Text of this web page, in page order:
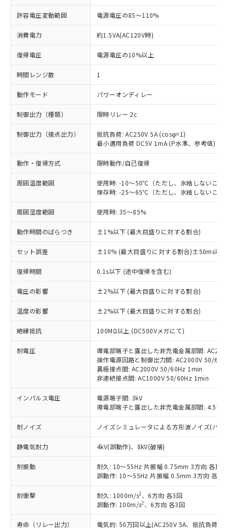
許容電圧変動範囲 電源電圧の85～110%
消費電力 約1.5VA(AC120V時)
復帰電圧 電源電圧の10%以上
時間レンジ数 1
動作モード パワーオンディレー
制御出力（種類） 限時リレー 2c
制御出力（接点出力）
抵抗負荷: AC250V 5A (cosφ=1)
最小適用負荷 DC5V 1mA (P水準、参考値)
動作・復帰方式 限時動作/自己復帰
周囲温度範囲
使用時: -10～50℃（ただし、氷結しないこと
保存時: -25～65℃（ただし、氷結しないこと
周囲湿度範囲 使用時: 35～85%
動作時間のばらつき ±1%以下 (最大目盛りに対する割合)
セット誤差 ±10% (最大目盛りに対する割合)±50ms以下
復帰時間 0.1s以下 (途中復帰を含む)
電圧の影響 ±2%以下 (最大目盛りに対する割合)
温度の影響 ±2%以下 (最大目盛りに対する割合)
絶縁抵抗 100MΩ以上 (DC500Vメガにて)
耐電圧
導電部端子と露出した非充電金属部間:
操作電源回路と制御出力間: AC2000V 50/
異極接点間: AC2000V 50/60Hz 1min
非連続接点間: AC1000V 50/60Hz 1min
インパルス電圧
電源端子間: 3kV
導電部端子と露出した非充電金属部間: 4.5kV
耐ノイズ ノイズシミュレータによる方形波ノイズ(パ
静電気耐力 4kV(誤動作)、8kV(破壊)
耐振動
耐久: 10～55Hz 片振幅 0.75mm 3方向 各1h
誤動作: 10～55Hz 片振幅 0.5mm 3方向 各
耐衝撃 耐久: 1000m/s2 、6方向 各3回
誤動作: 100m/s2 、6方向 各3回
寿命（リレー出力） 電気的: 50万回以上(AC250V 5A、抵抗負荷
ご利用条件
以下の条件をお読みいただき、同意のうえ
ご利用ください。
本サービスは、当社制御機器事業取扱
商品の当社在庫状況および標準価格
(税抜)を提供させていただくもので
当社制御機器事業取扱商品の中には、
本サービスの対象外となる商品もある
ことをご了承ください。
在庫状況および標準価格照会結果は、
記載している更新日時点での社内デー
タに基づき作成されるものであり、閲
覧された時点での実際の在庫および標
準価格とは異なる場合があることをご
※1 対応状況
対応済み：EU RoHS指令（10物質）の
非含有に対応した製品が提供可能な商品で
す。
対応予定：EU RoHS指令（10物質）の非含
有に対応した製品に切り替える予定のある
対応予定なし：EU RoHS指令（10物質）の
非含有に非対応の商品で、対応品を出す予
調査・確認中：EU RoHS指令（10物質）の
商品です。
非該当品：ライセンス料など無形物で、有
害物質有無と関係のない商品です。
仕入先様の事情により、非含有部品として
いたものが、含有品と判明した場合などや
むを得ず変更することがあります。
*EU RoHS指令（10物質）：
鉛(Pb) 1000ppm以下、 水銀(Hg) 1000ppm以下、 カド
ミウム(Cd) 100ppm以下、
六価クロム(Cr(Ⅵ)) 1000ppm以下、ポリ臭化ビフェニル
※1 中国RoHS○×表
基準値以下であることを示します。
「×」：最大均質材料含有率が中国RoHSの
基準値を超えていることを示します。
「－」：未確認です。当社販売部門へお問
い合わせください。
*中国RoHS10物質の基準値 (GB/T26572)：
Pb(鉛) :1000ppm、 Hg(水銀) : 1000ppm、 Cd(カドミウ
ム) : 100ppm、
当社は、これら貴社製品のうち、外国
為替および外国貿易法に定める商品
（以下｢規制貨物等」という）を輸出
または国外への提供する場合は、日本
国政府の輸出許可(または役務取引許
可)を取得するなどの必要な手続きを